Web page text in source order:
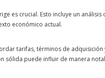
es crucial. Esto incluye un análisis
económico actual.
tarifas, términos de
sólida puede influir de manera